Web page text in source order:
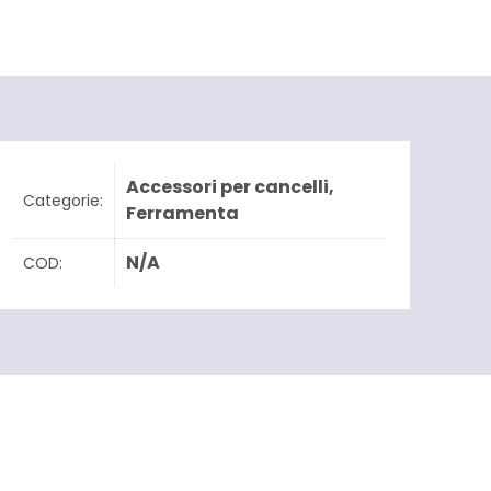
Categorie:
Accessori per cancelli,
Ferramenta
COD: N/A